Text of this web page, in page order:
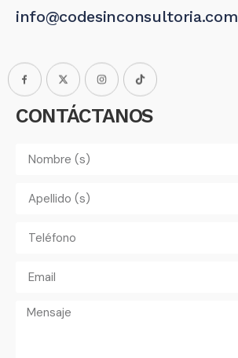
info@codesinconsultoria.com
CONTÁCTANOS